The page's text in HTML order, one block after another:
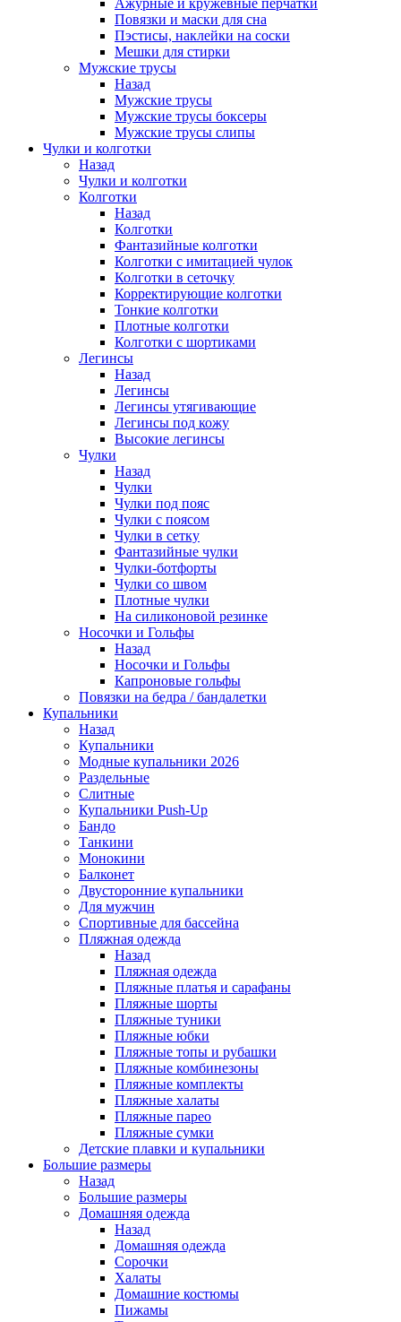
Ажурные и кружевные перчатки
Повязки и маски для сна
Пэстисы, наклейки на соски
Мешки для стирки
Мужские трусы
Назад
Мужские трусы
Мужские трусы боксеры
Мужские трусы слипы
Чулки и колготки
Назад
Чулки и колготки
Колготки
Назад
Колготки
Фантазийные колготки
Колготки с имитацией чулок
Колготки в сеточку
Корректирующие колготки
Тонкие колготки
Плотные колготки
Колготки с шортиками
Легинсы
Назад
Легинсы
Легинсы утягивающие
Легинсы под кожу
Высокие легинсы
Чулки
Назад
Чулки
Чулки под пояс
Чулки с поясом
Чулки в сетку
Фантазийные чулки
Чулки-ботфорты
Чулки со швом
Плотные чулки
На силиконовой резинке
Носочки и Гольфы
Назад
Носочки и Гольфы
Капроновые гольфы
Повязки на бедра / бандалетки
Купальники
Назад
Купальники
Модные купальники 2026
Раздельные
Слитные
Купальники Push-Up
Бандо
Танкини
Монокини
Балконет
Двусторонние купальники
Для мужчин
Спортивные для бассейна
Пляжная одежда
Назад
Пляжная одежда
Пляжные платья и сарафаны
Пляжные шорты
Пляжные туники
Пляжные юбки
Пляжные топы и рубашки
Пляжные комбинезоны
Пляжные комплекты
Пляжные халаты
Пляжные парео
Пляжные сумки
Детские плавки и купальники
Большие размеры
Назад
Большие размеры
Домашняя одежда
Назад
Домашняя одежда
Сорочки
Халаты
Домашние костюмы
Пижамы